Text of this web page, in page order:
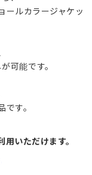
ールカラージャケッ
可能です。
す。
いただけます。